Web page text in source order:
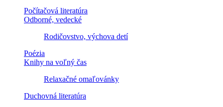
Počítačová literatúra
Odborné, vedecké
Rodičovstvo, výchova detí
Poézia
Knihy na voľný čas
Relaxačné omaľovánky
Duchovná literatúra